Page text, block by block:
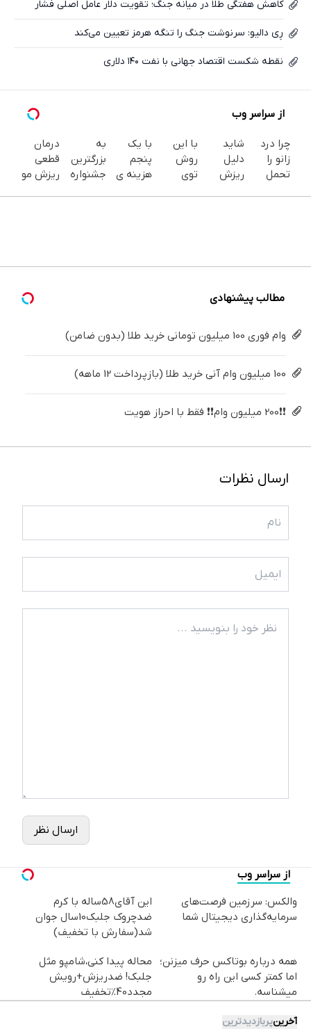
کاهش هفتگی طلا در میانه جنگ؛ تقویت دلار عامل اصلی فشار
رِی دالیو: سرنوشت جنگ را تنگه هرمز تعیین می‌کند
نقطه شکست اقتصاد جهانی با نفت ۱۴۰ دلاری
از سراسر وب
چرا درد
زانو را
تحمل
کن
شاید
دلیل
ریزش
میکنی.
با این
روش
توی
با یک
پنجم
هزینه ی
جلبک
به
بزرگترین
جشنواره
درمان
قطعی
ریزش مو
مطالب پیشنهادی
وام فوری 100 میلیون تومانی خرید طلا (بدون ضامن)
100 میلیون وام آنی خرید طلا (بازپرداخت 12 ماهه)
❗❗200 میلیون وام❗❗ فقط با احراز هویت
ارسال نظرات
ارسال نظر
از سراسر وب
والکس: سرزمین فرصت‌های
سرمایه‌گذاری دیجیتال شما
این آقای58ساله با کرم
ضدچروک جلبک10سال جوان
شد(سفارش با تخفیف)
همه درباره بوتاکس حرف میزنن؛
اما کمتر کسی این راه رو
میشناسه.
محاله پیدا کنی،شامپو مثل
جلبک! ضدریزش+رویش
مجدد40%تخفیف
آخرینپربازدیدترین